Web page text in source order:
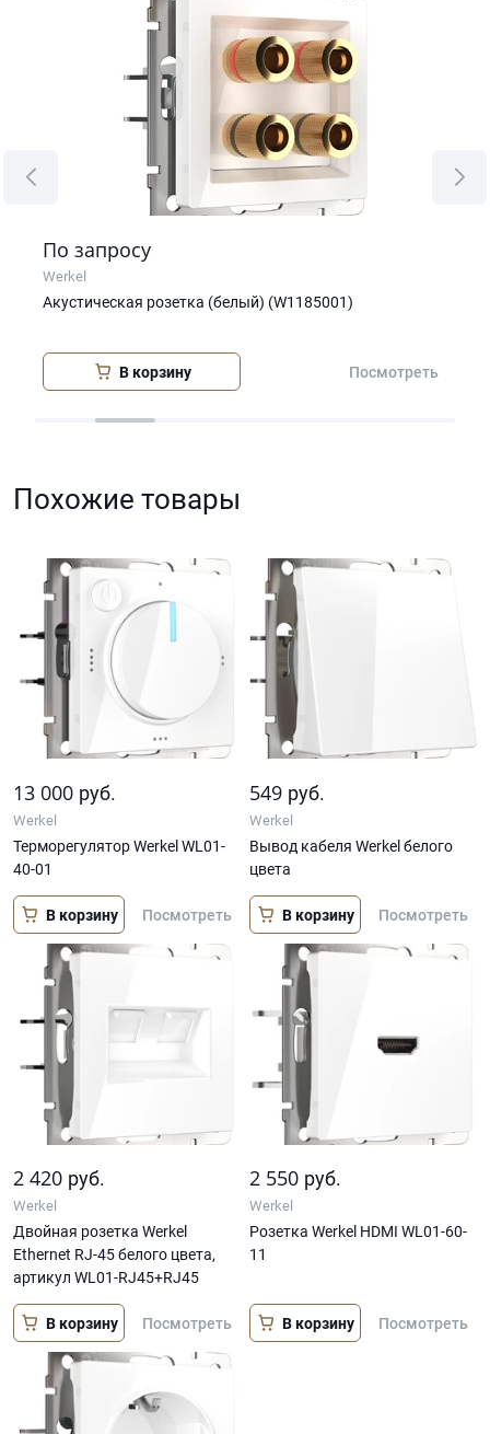
По запросу
Werkel
Акустическая розетка (белый) (W1185001)
В корзину Посмотреть
Похожие товары
13 000 руб.
Werkel
Терморегулятор Werkel WL01-
40-01
В корзину Посмотреть
549 руб.
Werkel
Вывод кабеля Werkel белого
цвета
В корзину Посмотреть
2 420 руб.
Werkel
Двойная розетка Werkel
Ethernet RJ-45 белого цвета,
артикул WL01-RJ45+RJ45
В корзину Посмотреть
2 550 руб.
Werkel
Розетка Werkel HDMI WL01-60-
11
В корзину Посмотреть